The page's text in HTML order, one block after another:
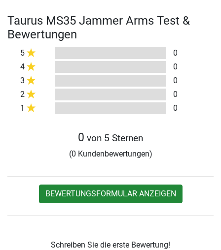
Taurus MS35 Jammer Arms Test &
Bewertungen
5
0
4
0
3
0
2
0
1
0
0 von 5 Sternen
(0 Kundenbewertungen)
BEWERTUNGSFORMULAR ANZEIGEN
Schreiben Sie die erste Bewertung!